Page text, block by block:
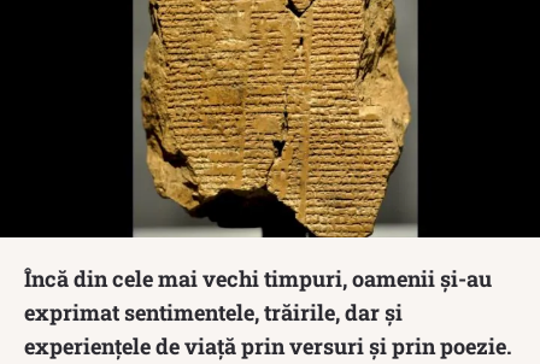
Încă din cele mai vechi timpuri, oamenii și-au
exprimat sentimentele, trăirile, dar și
experiențele de viață prin versuri și prin poezie.